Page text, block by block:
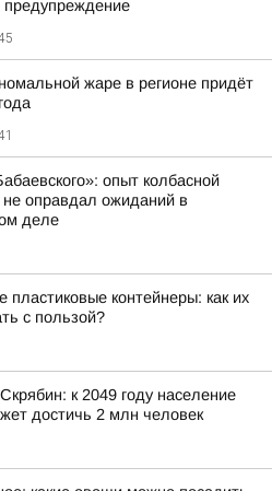
жаре в регионе придёт
опыт колбасной
не оправдал ожиданий в
деле
пластиковые контейнеры: как их
с пользой?
к 2049 году население
достичь 2 млн человек